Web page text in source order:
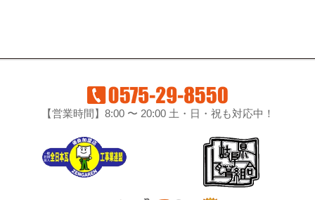
【営業時間】8:00 〜 20:00 土・日・祝も対応中！